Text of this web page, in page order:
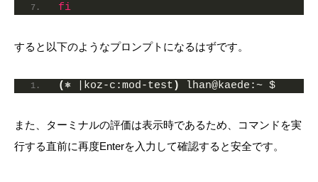
fi
すると以下のようなプロンプトになるはずです。
(⎈ |koz-c:mod-test ) lhan@kaede:~ $
また、ターミナルの評価は表示時であるため、コマンドを実
行する直前に再度Enterを入力して確認すると安全です。